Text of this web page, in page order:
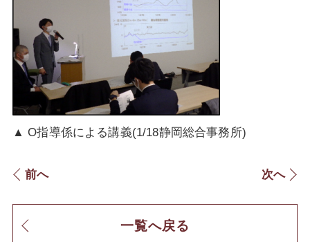
▲ O指導係による講義(1/18静岡総合事務所)
前へ 次へ
一覧へ戻る